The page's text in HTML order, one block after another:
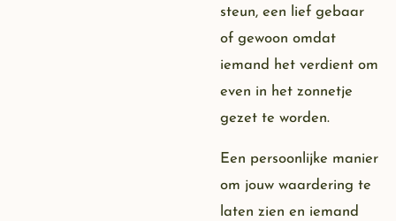
steun, een lief gebaar
of gewoon omdat
iemand het verdient om
even in het zonnetje
gezet te worden.
Een persoonlijke manier
om jouw waardering te
laten zien en iemand